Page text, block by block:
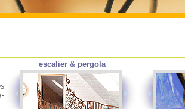
escalier & pergola